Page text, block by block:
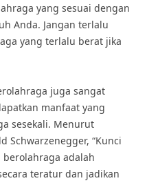
yang sesuai dengan
Anda. Jangan terlalu
yang terlalu berat jika
juga sangat
manfaat yang
sesekali. Menurut
Schwarzenegger, “Kunci
adalah
teratur dan jadikan